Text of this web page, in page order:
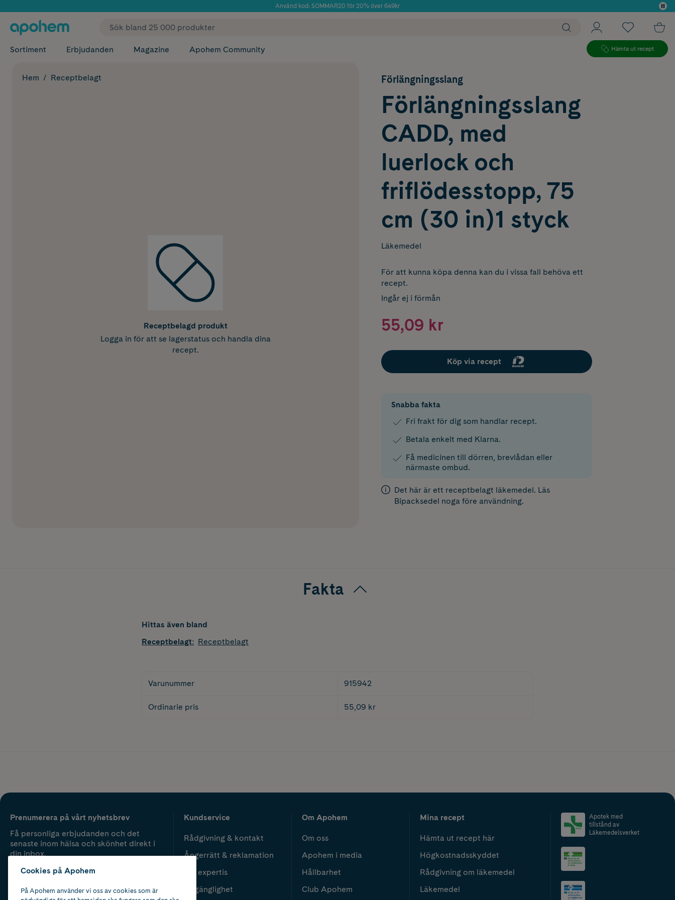
Använd kod: SOMMAR20 för 20% över 649kr
✓ Fri frakt
Sortiment Erbjudanden Magazine Apohem Community Hämta ut recept
Hem Receptbelagt
Receptbelagd produkt
Logga in för att se lagerstatus och handla dina
recept.
Förlängningsslang
Förlängningsslang
CADD, med
luerlock och
friflödesstopp, 75
cm (30 in)1 styck
Läkemedel
För att kunna köpa denna kan du i vissa fall behöva ett
recept.
Ingår ej i förmån
55,09 kr
Köp via recept
Snabba fakta
Fri frakt för dig som handlar recept.
Betala enkelt med Klarna.
Få medicinen till dörren, brevlådan eller
närmaste ombud.
Det här är ett receptbelagt läkemedel. Läs
Bipacksedel noga före användning.
Fakta
Hittas även bland
Receptbelagt: Receptbelagt
Varunummer 915942
Ordinarie pris 55,09 kr
Prenumerera på vårt nyhetsbrev
Få personliga erbjudanden och det
senaste inom hälsa och skönhet direkt i
din inbox.
Kundservice
Rådgivning & kontakt
Ångerrätt & reklamation
Vår expertis
Tillgänglighet
Om Apohem
Om oss
Apohem i media
Hållbarhet
Club Apohem
Mina recept
Hämta ut recept här
Högkostnadsskyddet
Rådgivning om läkemedel
Läkemedel
Apotek med
tillstånd av
Läkemedelsverket
Cookies på Apohem
På Apohem använder vi oss av cookies som är